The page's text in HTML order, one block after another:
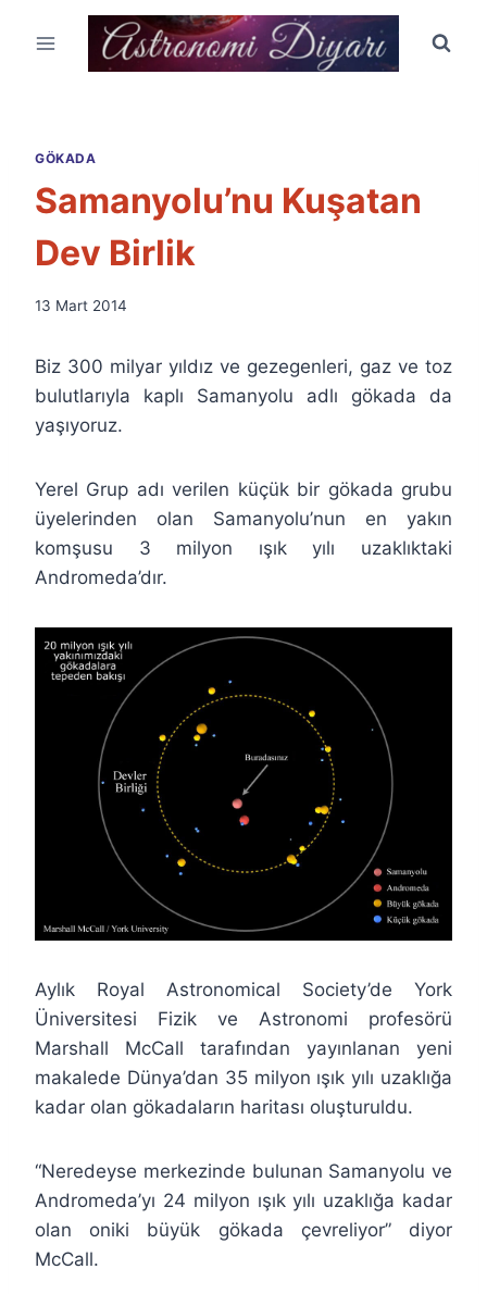
GÖKADA
Samanyolu’nu Kuşatan
Dev Birlik
By
Özyar
13 Mart 2014
Biz 300 milyar yıldız ve gezegenleri, gaz ve toz
bulutlarıyla kaplı Samanyolu adlı gökada da
yaşıyoruz.
Yerel Grup adı verilen küçük bir gökada grubu
üyelerinden olan Samanyolu’nun en yakın
komşusu 3 milyon ışık yılı uzaklıktaki
Andromeda’dır.
Aylık Royal Astronomical Society’de York
Üniversitesi Fizik ve Astronomi profesörü
Marshall McCall tarafından yayınlanan yeni
makalede Dünya’dan 35 milyon ışık yılı uzaklığa
kadar olan gökadaların haritası oluşturuldu.
“Neredeyse merkezinde bulunan Samanyolu ve
Andromeda’yı 24 milyon ışık yılı uzaklığa kadar
olan oniki büyük gökada çevreliyor” diyor
McCall.